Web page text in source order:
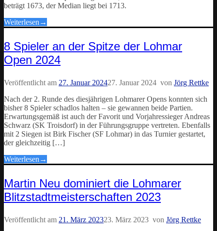
beträgt 1673, der Median liegt bei 1713.
Weiterlesen →
8 Spieler an der Spitze der Lohmar
Open 2024
Veröffentlicht am 27. Januar 202427. Januar 2024 von Jörg Rettke
Nach der 2. Runde des diesjährigen Lohmarer Opens konnten sich
bisher 8 Spieler schadlos halten – sie gewannen beide Partien.
Erwartungsgemäß ist auch der Favorit und Vorjahressieger Andreas
Schwarz (SK Troisdorf) in der Führungsgruppe vertreten. Ebenfalls
mit 2 Siegen ist Birk Fischer (SF Lohmar) in das Turnier gestartet,
der gleichzeitig […]
Weiterlesen →
Martin Neu dominiert die Lohmarer
Blitzstadtmeisterschaften 2023
Veröffentlicht am 21. März 202323. März 2023 von Jörg Rettke